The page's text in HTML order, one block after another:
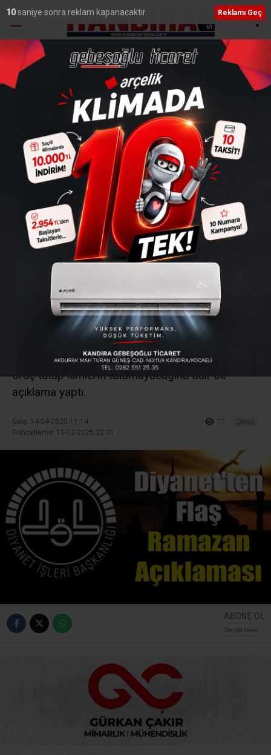
Ana Sayfa›Genel
Diyanet'ten flaş ramazan
açıklaması
Din İşleri Yüksek Kurulu, Kovid-19 salgını
nedeniyle Ramazan ayı ve oruç ibadetiyle ilgili
vatandaşlardan gelen sorular üzerine, kimlerin
oruç tutup kimlerin tutamayacağına dair bir
açıklama yaptı.
Giriş: 14-04-2020 11:14
Güncelleme: 10-12-2025 22:31
77 Genel
ABONE OL
9saniye sonra reklam kapanacaktır. Reklamı Geç